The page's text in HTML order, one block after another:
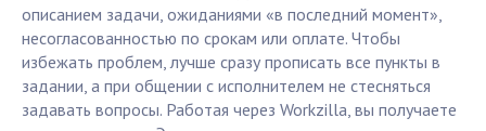
описанием задачи, ожиданиями «в последний момент»,
несогласованностью по срокам или оплате. Чтобы
избежать проблем, лучше сразу прописать все пункты в
задании, а при общении с исполнителем не стесняться
задавать вопросы. Работая через Workzilla, вы получаете